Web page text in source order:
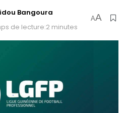
Bangoura
de lecture:2 minutes
AA